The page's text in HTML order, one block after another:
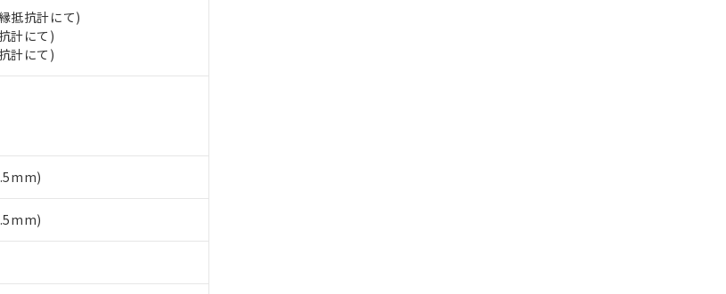
抵抗計にて)
計にて)
計にて)
"個人情報の共同利用に関して"
証明書
）
証明するもので、過去に遡って非含有を証明するものではありません。
テル類４物質の対応では、対応完了までの期間は出荷製品に未対応品が
記載しておりました。
を完了していることから、特段のことがない限り、2022年1月12日よ